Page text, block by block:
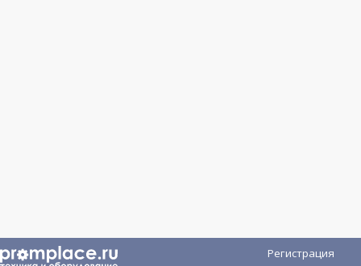
Регистрация